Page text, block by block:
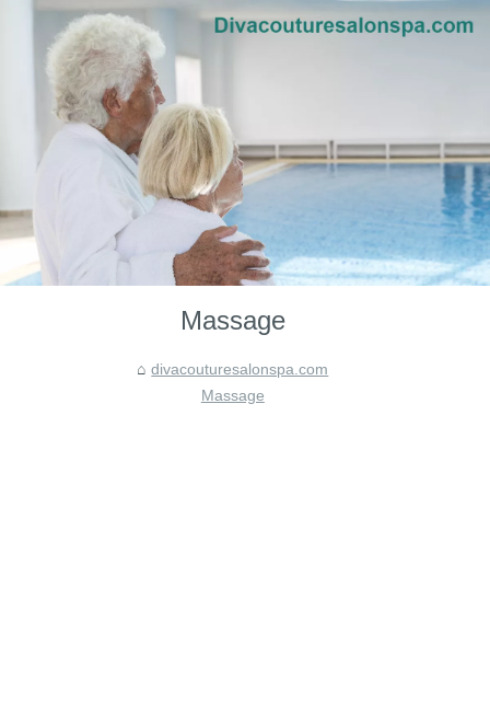
Massage
divacouturesalonspa.com
Massage